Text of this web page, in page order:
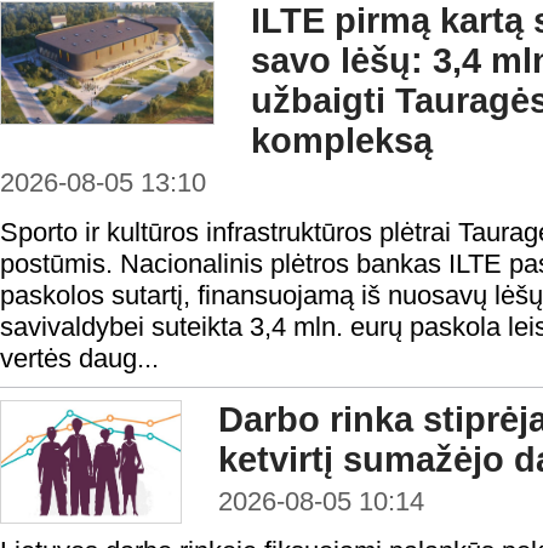
ILTE pirmą kartą
savo lėšų: 3,4
užbaigti
kompleksą
2026-08-05 13:10
Sporto ir kultūros infrastruktūros plėtrai
postūmis. Nacionalinis plėtros bankas ILTE
paskolos sutartį, finansuojamą iš nuosavų
savivaldybei suteikta 3,4 mln. eurų paskola
vertės daug...
Darbo rinka
ketvirtį sumažėjo
2026-08-05 10:14